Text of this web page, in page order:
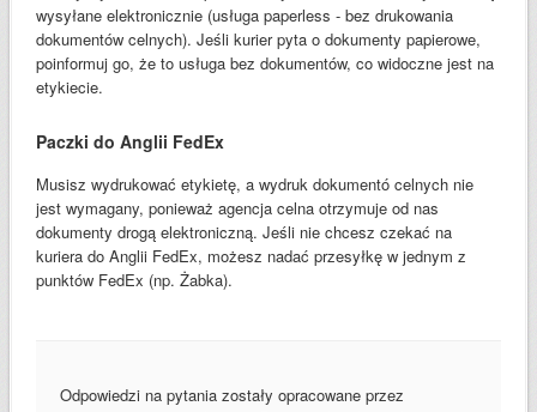
wysyłane elektronicznie (usługa paperless - bez drukowania
dokumentów celnych). Jeśli kurier pyta o dokumenty papierowe,
poinformuj go, że to usługa bez dokumentów, co widoczne jest na
etykiecie.
Paczki do Anglii FedEx
Musisz wydrukować etykietę, a wydruk dokumentó celnych nie
jest wymagany, ponieważ agencja celna otrzymuje od nas
dokumenty drogą elektroniczną. Jeśli nie chcesz czekać na
kuriera do Anglii FedEx, możesz nadać przesyłkę w jednym z
punktów FedEx (np. Żabka).
Odpowiedzi na pytania zostały opracowane przez